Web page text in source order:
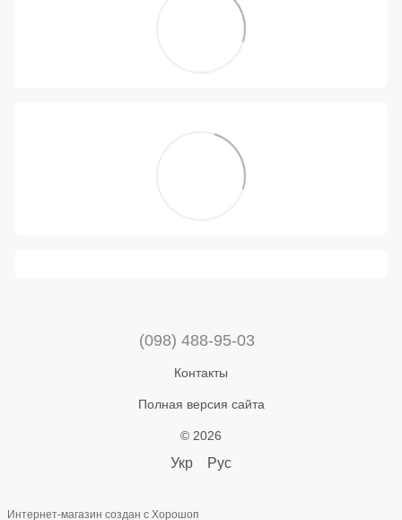
(098) 488-95-03
Контакты
Полная версия сайта
© 2026
Укр Рус
Интернет-магазин создан с Хорошоп